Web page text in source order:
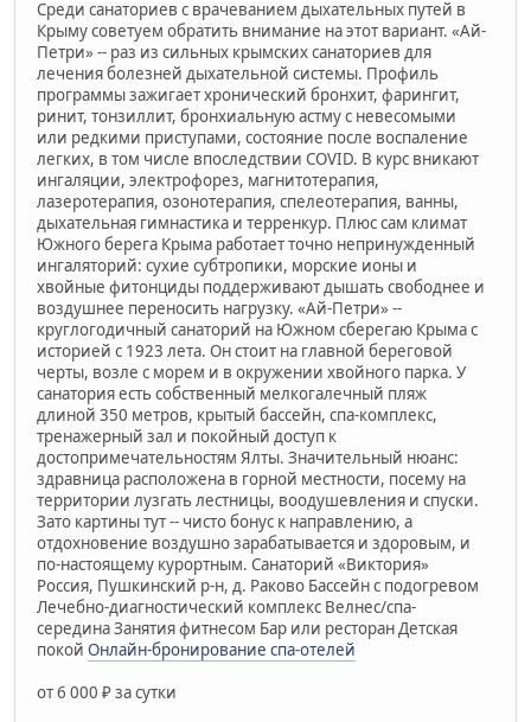
Среди санаториев с врачеванием дыхательных путей в
Крыму советуем обратить внимание на этот вариант. «Ай-
Петри» -- раз из сильных крымских санаториев для
лечения болезней дыхательной системы. Профиль
программы зажигает хронический бронхит, фарингит,
ринит, тонзиллит, бронхиальную астму с невесомыми
или редкими приступами, состояние после воспаление
легких, в том числе впоследствии COVID. В курс вникают
ингаляции, электрофорез, магнитотерапия,
лазеротерапия, озонотерапия, спелеотерапия, ванны,
дыхательная гимнастика и терренкур. Плюс сам климат
Южного берега Крыма работает точно непринужденный
ингаляторий: сухие субтропики, морские ионы и
хвойные фитонциды поддерживают дышать свободнее и
воздушнее переносить нагрузку. «Ай-Петри» --
круглогодичный санаторий на Южном сберегаю Крыма с
историей с 1923 лета. Он стоит на главной береговой
черты, возле с морем и в окружении хвойного парка. У
санатория есть собственный мелкогалечный пляж
длиной 350 метров, крытый бассейн, спа-комплекс,
тренажерный зал и покойный доступ к
достопримечательностям Ялты. Значительный нюанс:
здравница расположена в горной местности, посему на
территории лузгать лестницы, воодушевления и спуски.
Зато картины тут -- чисто бонус к направлению, а
отдохновение воздушно зарабатывается и здоровым, и
по-настоящему курортным. Санаторий «Виктория»
Россия, Пушкинский р-н, д. Раково Бассейн с подогревом
Лечебно-диагностический комплекс Велнес/спа-
середина Занятия фитнесом Бар или ресторан Детская
покой Онлайн-бронирование спа-отелей
от 6 000 ₽ за сутки